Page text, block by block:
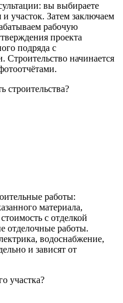
вы выбираете
участок. Затем заключаем
рабочую
проекта
подряда с
начинается
строительства?
работы:
материала,
с отделкой
отделочные работы.
водоснабжение,
и зависят от
участка?